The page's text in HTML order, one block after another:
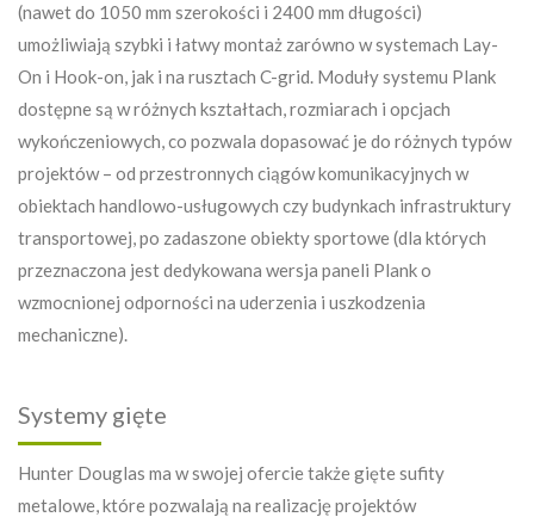
(nawet do 1050 mm szerokości i 2400 mm długości)
umożliwiają szybki i łatwy montaż zarówno w systemach Lay-
On i Hook-on, jak i na rusztach C-grid. Moduły systemu Plank
dostępne są w różnych kształtach, rozmiarach i opcjach
wykończeniowych, co pozwala dopasować je do różnych typów
projektów – od przestronnych ciągów komunikacyjnych w
obiektach handlowo-usługowych czy budynkach infrastruktury
transportowej, po zadaszone obiekty sportowe (dla których
przeznaczona jest dedykowana wersja paneli Plank o
wzmocnionej odporności na uderzenia i uszkodzenia
mechaniczne).
Systemy gięte
Hunter Douglas ma w swojej ofercie także gięte sufity
metalowe, które pozwalają na realizację projektów